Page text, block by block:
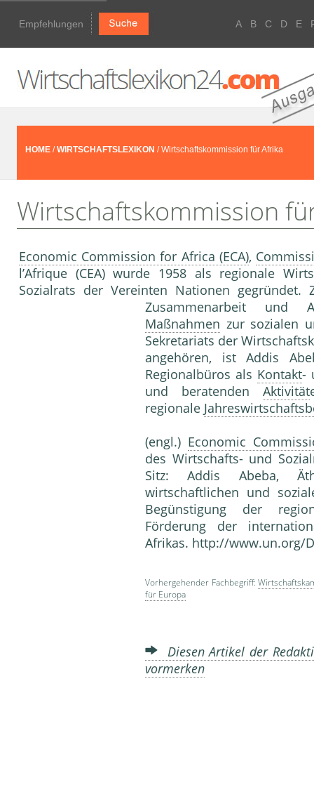
Empfehlungen A B C D E
HOME /WIRTSCHAFTSLEXIKON / Wirtschaftskommission für Afrika
Wirtschaftskommission
Economic Commission for Africa (ECA),
l’Afrique (CEA) wurde 1958 als regionale
Sozialrats der Vereinten Nationen
Zusammenarbeit und
Maßnahmen zur sozialen
Sekretariats der
angehören, ist Addis
Regionalbüros als Kontakt-
und beratenden Aktivität
regionale
(engl.) Economic
des Wirtschafts- und
Sitz: Addis Abeba,
wirtschaftlichen und
Begünstigung der
Förderung der
Afrikas. http://www.un.org/
Vorhergehender Fachbegriff:
für Europa
Diesen Artikel der
vormerken